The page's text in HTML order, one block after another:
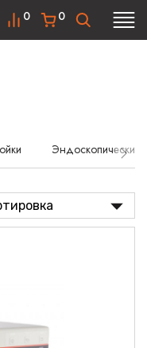
0
0
Эндоскопические